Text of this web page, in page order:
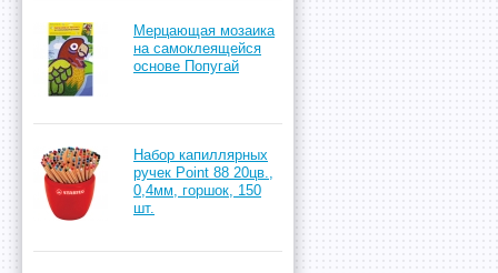
Мерцающая мозаика
на самоклеящейся
основе Попугай
Набор капиллярных
ручек Point 88 20цв.,
0,4мм, горшок, 150
шт.